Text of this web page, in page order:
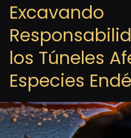
Excavando
los Túneles
Especies